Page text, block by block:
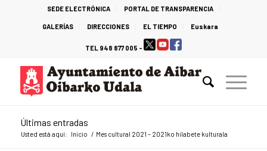
SEDE ELECTRÓNICA PORTAL DE TRANSPARENCIA
GALERÍAS DIRECCIONES EL TIEMPO Euskara
TEL 948 877 005 -
Últimas entradas
Usted está aquí: Inicio / Mes cultural 2021 – 2021ko hilabete kulturala